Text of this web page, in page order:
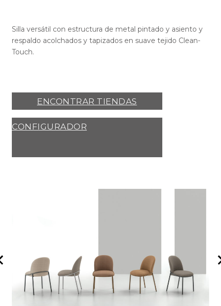
Silla versátil con estructura de metal pintado y asiento y
respaldo acolchados y tapizados en suave tejido Clean-
Touch.
ENCONTRAR TIENDAS
CONFIGURADOR